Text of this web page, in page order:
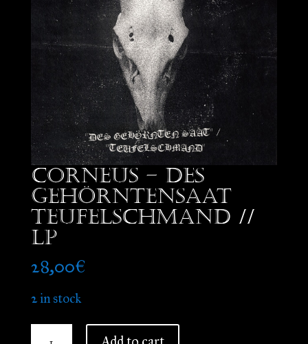
Corneus – Des
Gehörntensaat
Teufelschmand //
LP
28,00€
2 in stock